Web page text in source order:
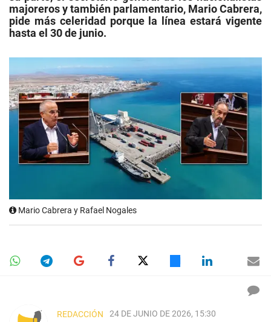
majoreros y también parlamentario, Mario Cabrera,
pide más celeridad porque la línea estará vigente
hasta el 30 de junio.
Mario Cabrera y Rafael Nogales
REDACCIÓN 24 DE JUNIO DE 2026, 15:30